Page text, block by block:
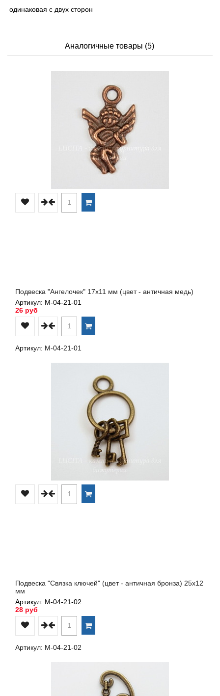
одинаковая с двух сторон
Аналогичные товары (5)
Подвеска "Ангелочек" 17х11 мм (цвет - античная медь)
Артикул: М-04-21-01
26 руб
Артикул: М-04-21-01
Подвеска "Связка ключей" (цвет - античная бронза) 25х12
мм
Артикул: М-04-21-02
28 руб
Артикул: М-04-21-02